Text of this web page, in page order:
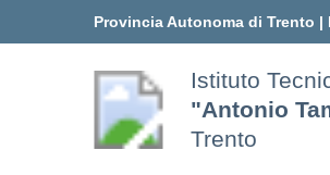
Provincia Autonoma di Trento |
Istituto
"Antonio
Trento